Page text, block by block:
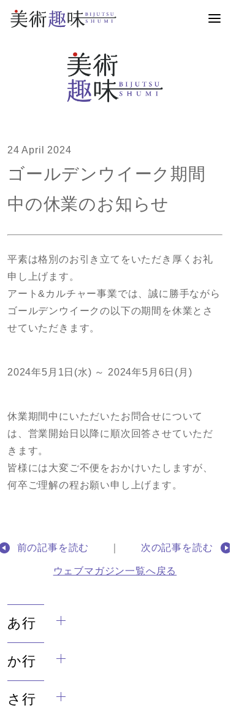
24 April 2024
ゴールデンウイーク期間
中の休業のお知らせ
平素は格別のお引き立てをいただき厚くお礼
申し上げます。
アート&カルチャー事業では、誠に勝手ながら
ゴールデンウイークの以下の期間を休業とさ
せていただきます。
2024年5月1日(水) ～ 2024年5月6日(月)
休業期間中にいただいたお問合せについて
は、営業開始日以降に順次回答させていただ
きます。
皆様には大変ご不便をおかけいたしますが、
何卒ご理解の程お願い申し上げます。
前の記事を読む 次の記事を読む
ウェブマガジン一覧へ戻る
あ行
か行
さ行